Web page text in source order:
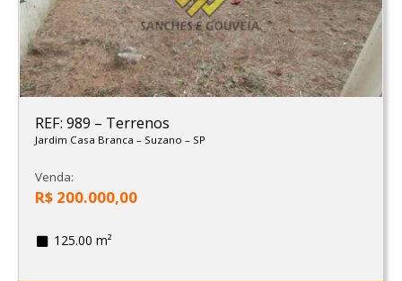
REF: 989 – Terrenos
Jardim Casa Branca – Suzano – SP
Venda:
R$ 200.000,00
125.00 m²